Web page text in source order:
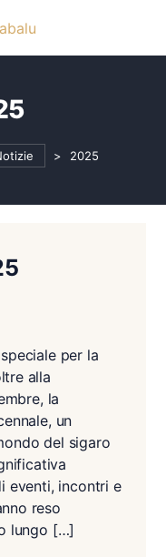
> 2025
per la
alla
la
un
del sigaro
eventi, incontri e
reso
lungo […]